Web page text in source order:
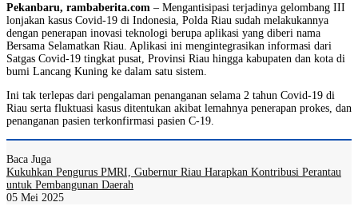
Pekanbaru, rambaberita.com – Mengantisipasi terjadinya gelombang III
lonjakan kasus Covid-19 di Indonesia, Polda Riau sudah melakukannya
dengan penerapan inovasi teknologi berupa aplikasi yang diberi nama
Bersama Selamatkan Riau. Aplikasi ini mengintegrasikan informasi dari
Satgas Covid-19 tingkat pusat, Provinsi Riau hingga kabupaten dan kota di
bumi Lancang Kuning ke dalam satu sistem.
Ini tak terlepas dari pengalaman penanganan selama 2 tahun Covid-19 di
Riau serta fluktuasi kasus ditentukan akibat lemahnya penerapan prokes, dan
penanganan pasien terkonfirmasi pasien C-19.
Baca Juga
Kukuhkan Pengurus PMRI, Gubernur Riau Harapkan Kontribusi Perantau
untuk Pembangunan Daerah
05 Mei 2025